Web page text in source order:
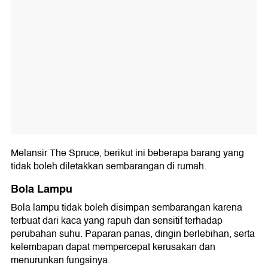
Melansir The Spruce, berikut ini beberapa barang yang
tidak boleh diletakkan sembarangan di rumah.
Bola Lampu
Bola lampu tidak boleh disimpan sembarangan karena
terbuat dari kaca yang rapuh dan sensitif terhadap
perubahan suhu. Paparan panas, dingin berlebihan, serta
kelembapan dapat mempercepat kerusakan dan
menurunkan fungsinya.